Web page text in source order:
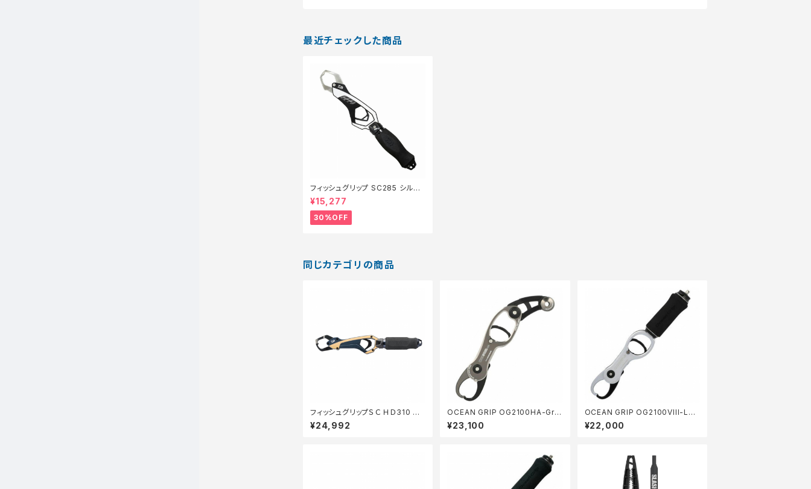
最近チェックした商品
フィッシュグリップ SC285 シルバ
ー【特価装備】【30】
¥15,277
30%OFF
同じカテゴリの商品
フィッシュグリップＳＣ ＨＤ310 デ
ィープブルー
¥24,992
OCEAN GRIP OG2100HA-GrT
(25) ク゛レー
¥23,100
OCEAN GRIP OG2100VIII-LB
(25) ライトフ゛ルー
¥22,000